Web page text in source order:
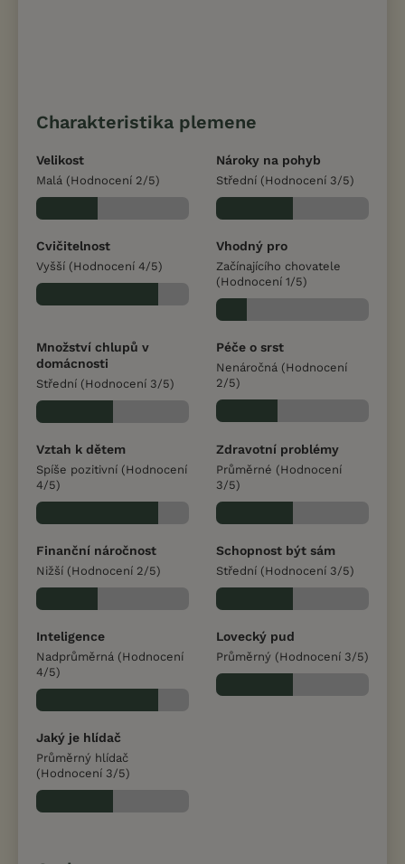
Charakteristika plemene
Velikost
Malá (Hodnocení 2/5)
Nároky na pohyb
Střední (Hodnocení 3/5)
Cvičitelnost
Vyšší (Hodnocení 4/5)
Vhodný pro
Začínajícího chovatele
(Hodnocení 1/5)
Množství chlupů v
domácnosti
Střední (Hodnocení 3/5)
Péče o srst
Nenáročná (Hodnocení
2/5)
Vztah k dětem
Spíše pozitivní (Hodnocení
4/5)
Zdravotní problémy
Průměrné (Hodnocení
3/5)
Finanční náročnost
Nižší (Hodnocení 2/5)
Schopnost být sám
Střední (Hodnocení 3/5)
Inteligence
Nadprůměrná (Hodnocení
4/5)
Lovecký pud
Průměrný (Hodnocení 3/5)
Jaký je hlídač
Průměrný hlídač
(Hodnocení 3/5)